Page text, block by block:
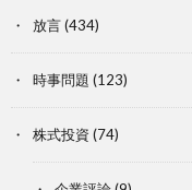
放言(434)
時事問題 (123)
株式投資 (74)